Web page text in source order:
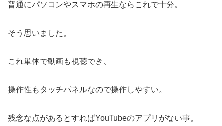
普通にパソコンやスマホの再生ならこれで十分。
そう思いました。
これ単体で動画も視聴でき、
操作性もタッチパネルなので操作しやすい。
残念な点があるとすればYouTubeのアプリがない事。